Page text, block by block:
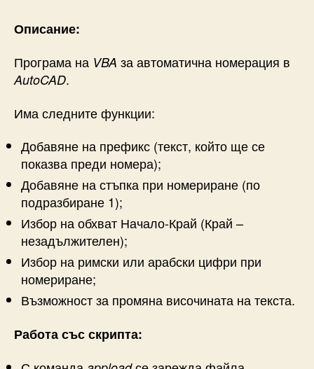
Описание:
Програма на VBA за автоматична номерация в
AutoCAD.
Има следните функции:
Добавяне на префикс (текст, който ще се
показва преди номера);
Добавяне на стъпка при номериране (по
подразбиране 1);
Избор на обхват Начало-Край (Край –
незадължителен);
Избор на римски или арабски цифри при
номериране;
Възможност за промяна височината на текста.
Работа със скрипта: